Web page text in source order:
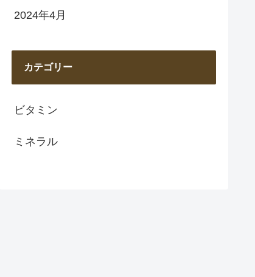
2024年4月
カテゴリー
ビタミン
ミネラル